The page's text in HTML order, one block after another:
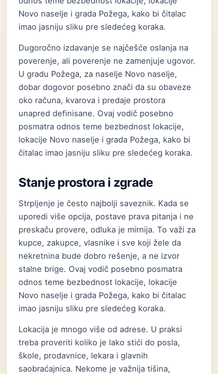
Novo naselje i grada Požega, kako bi čitalac
imao jasniju sliku pre sledećeg koraka.
Dugoročno izdavanje se najčešće oslanja na
poverenje, ali poverenje ne zamenjuje ugovor.
U gradu Požega, za naselje Novo naselje,
dobar dogovor posebno znači da su obaveze
oko računa, kvarova i predaje prostora
unapred definisane. Ovaj vodič posebno
posmatra odnos teme bezbednost lokacije,
lokacije Novo naselje i grada Požega, kako bi
čitalac imao jasniju sliku pre sledećeg koraka.
Stanje prostora i zgrade
Strpljenje je često najbolji saveznik. Kada se
uporedi više opcija, postave prava pitanja i ne
preskaču provere, odluka je mirnija. To važi za
kupce, zakupce, vlasnike i sve koji žele da
nekretnina bude dobro rešenje, a ne izvor
stalne brige. Ovaj vodič posebno posmatra
odnos teme bezbednost lokacije, lokacije
Novo naselje i grada Požega, kako bi čitalac
imao jasniju sliku pre sledećeg koraka.
Lokacija je mnogo više od adrese. U praksi
treba proveriti koliko je lako stići do posla,
škole, prodavnice, lekara i glavnih
saobraćajnica. Nekome je važnija tišina,